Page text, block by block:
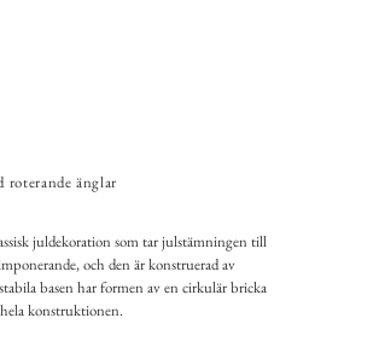
änglar
juldekoration som tar julstämningen till
och den är konstruerad av
basen har formen av en cirkulär bricka
konstruktionen.